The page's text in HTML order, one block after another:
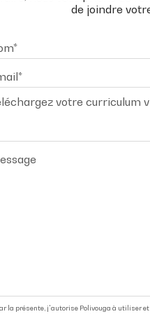
de joindre
votre curriculum
la présente, j'autorise Polivouga à utiliser